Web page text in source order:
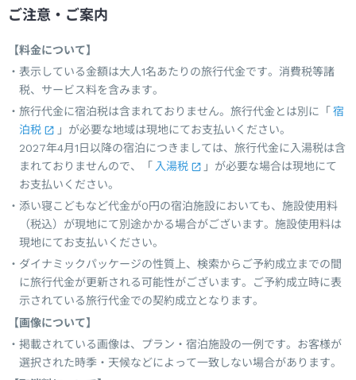
ご注意・ご案内
【料金について】
表示している金額は大人1名あたりの旅行代金です。消費税等諸
税、サービス料を含みます。
旅行代金に宿泊税は含まれておりません。旅行代金とは別に「 宿
泊税
」が必要な地域は現地にてお支払いください。
2027年4月1日以降の宿泊につきましては、旅行代金に入湯税は含
まれておりませんので、「 入湯税
」が必要な場合は現地にて
お支払いください。
添い寝こどもなど代金が0円の宿泊施設においても、施設使用料
（税込）が現地にて別途かかる場合がございます。施設使用料は
現地にてお支払いください。
ダイナミックパッケージの性質上、検索からご予約成立までの間
に旅行代金が更新される可能性がございます。ご予約成立時に表
示されている旅行代金での契約成立となります。
【画像について】
掲載されている画像は、プラン・宿泊施設の一例です。お客様が
選択された時季・天候などによって一致しない場合があります。